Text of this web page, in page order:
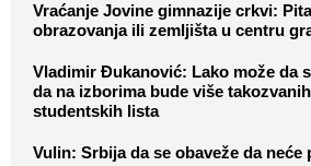
Vraćanje Jovine gimnazije crkvi:
obrazovanja ili zemljišta u centru
Vladimir Đukanović: Lako može da
da na izborima bude više takozvanih
studentskih lista
Vulin: Srbija da se obaveže da neće